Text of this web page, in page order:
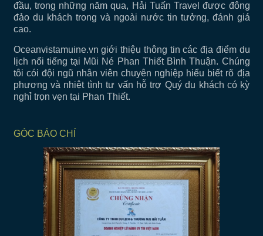
đầu, trong những năm qua, Hải Tuấn Travel được đông
đảo du khách trong và ngoài nước tin tưởng, đánh giá
cao.
Oceanvistamuine.vn giới thiệu thông tin các địa điểm du
lịch nổi tiếng tại Mũi Né Phan Thiết Bình Thuận. Chúng
tôi cói đội ngũ nhân viên chuyên nghiệp hiểu biết rõ địa
phương và nhiệt tình tư vấn hỗ trợ Quý du khách có kỳ
nghỉ trọn vẹn tại Phan Thiết.
GÓC BÁO CHÍ